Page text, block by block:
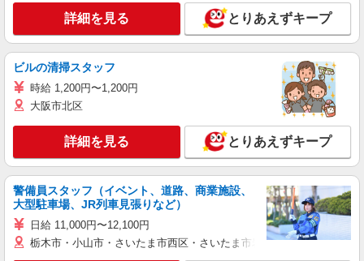
詳細を見る とりあえずキープ
ビルの清掃スタッフ
時給 1,200円〜1,200円
大阪市北区
詳細を見る とりあえずキープ
警備員スタッフ（イベント、道路、商業施設、
大型駐車場、JR列車見張りなど）
日給 11,000円〜12,100円
栃木市・小山市・さいたま市西区・さいたま市岩槻区・久喜市・蓮田